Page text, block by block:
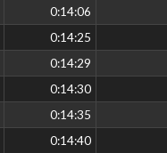
0:14:06
0:14:25
0:14:29
0:14:30
0:14:35
0:14:40